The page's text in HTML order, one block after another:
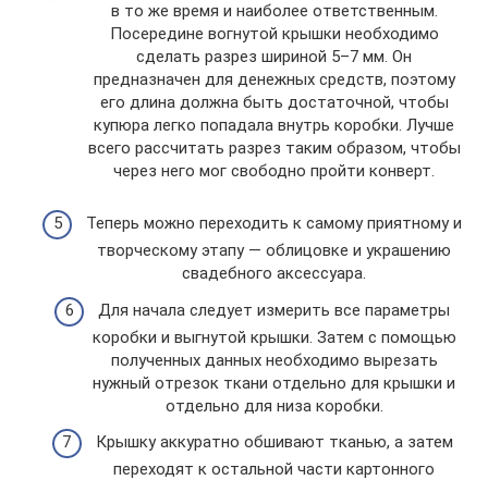
в то же время и наиболее ответственным.
Посередине вогнутой крышки необходимо
сделать разрез шириной 5–7 мм. Он
предназначен для денежных средств, поэтому
его длина должна быть достаточной, чтобы
купюра легко попадала внутрь коробки. Лучше
всего рассчитать разрез таким образом, чтобы
через него мог свободно пройти конверт.
Теперь можно переходить к самому приятному и
творческому этапу — облицовке и украшению
свадебного аксессуара.
Для начала следует измерить все параметры
коробки и выгнутой крышки. Затем с помощью
полученных данных необходимо вырезать
нужный отрезок ткани отдельно для крышки и
отдельно для низа коробки.
Крышку аккуратно обшивают тканью, а затем
переходят к остальной части картонного